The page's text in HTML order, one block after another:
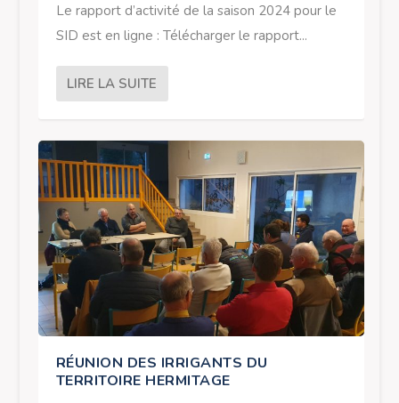
Le rapport d’activité de la saison 2024 pour le
SID est en ligne : Télécharger le rapport...
LIRE LA SUITE
RÉUNION DES IRRIGANTS DU
TERRITOIRE HERMITAGE